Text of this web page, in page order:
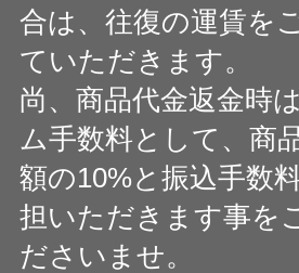
合は、往復の運賃を
ていただきます。
尚、商品代金返金時
ム手数料として、商
額の10%と振込手数
担いただきます事を
ださいませ。